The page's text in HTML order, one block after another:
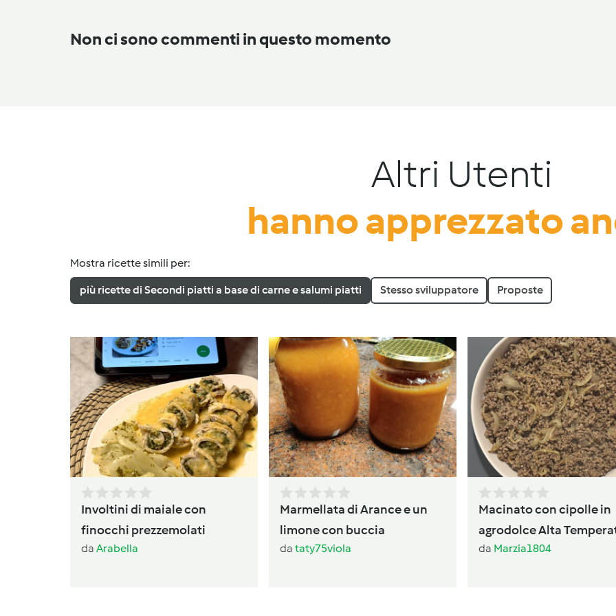
Non ci sono commenti in questo momento
Altri Utenti
hanno apprezzato
Mostra ricette simili per:
più ricette di Secondi piatti a base di carne e salumi piatti Stesso sviluppatore Proposte
Involtini di maiale con
finocchi prezzemolati
da Arabella
Marmellata di Arance e un
limone con buccia
da taty75viola
Macinato con cipolle in
agrodolce Alta
TM7
da Marzia1804